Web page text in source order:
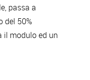
passa a
del 50%
il modulo ed un